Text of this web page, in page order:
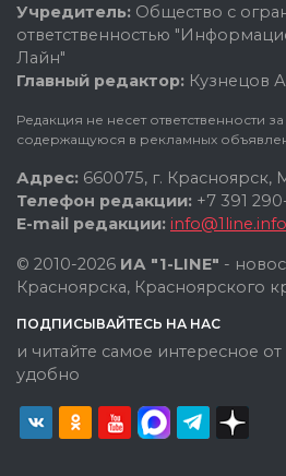
Учредитель: Общество с
ответственностью
Лайн"
Главный редактор: Кузнецов
Редакция не несет ответственности
содержащуюся в рекламных
Адрес: 660075, г. Красноярск,
Телефон редакции: +7 391
E-mail редакции: info@1line.info
© 2010-2026 ИА "1-LINE" -
Красноярска, Красноярского
ПОДПИСЫВАЙТЕСЬ НА НАС
и читайте самое интересное от
удобно